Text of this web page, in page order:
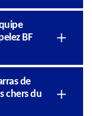
BF
de
chers du